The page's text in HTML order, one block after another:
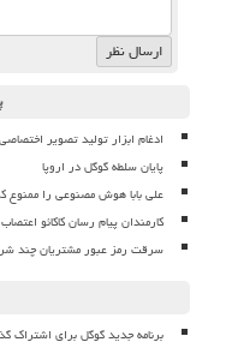
ادغام ابزار تولید تصویر
پایان سلطه گوگل در اروپا
علی بابا هوش مصنوعی را ممنوع
کارمندان پیام رسان کاکائو
سرقت رمز عبور مشتریان چند
برنامه جدید گوگل برای اشتراک